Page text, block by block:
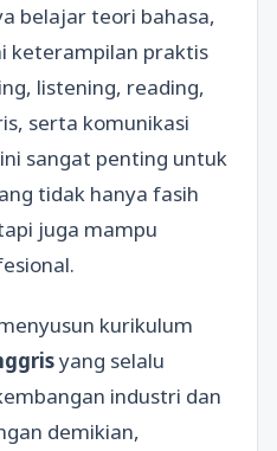
belajar teori bahasa,
keterampilan praktis
listening, reading,
serta komunikasi
sangat penting untuk
tidak hanya fasih
juga mampu
kurikulum
yang selalu
industri dan
demikian,